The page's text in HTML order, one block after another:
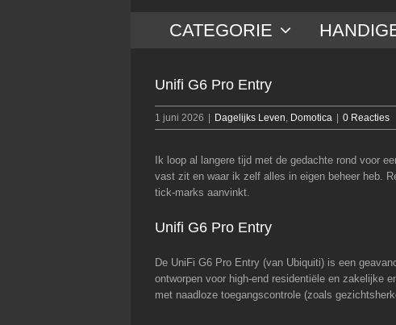
CATEGORIE
Unifi G6 Pro Entry
1 juni 2026 Dagelijks Leven, Domotica 0 Reacties
Ik loop al langere tijd met de gedachte rond voor
vast zit en waar ik zelf alles in eigen beheer heb.
tick-marks aanvinkt.
Unifi G6 Pro Entry
De UniFi G6 Pro Entry (van Ubiquiti) is een
ontworpen voor high-end residentiële en zakelijke
met naadloze toegangscontrole (zoals